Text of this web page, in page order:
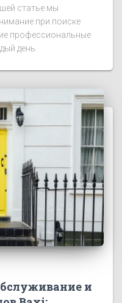
статье мы
при поиске
профессиональные
день.
и